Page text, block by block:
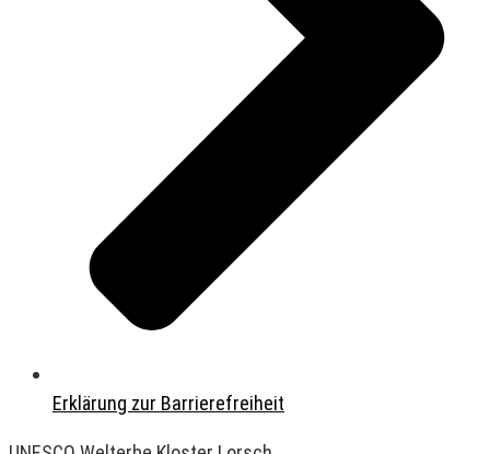
Erklärung zur Barrierefreiheit